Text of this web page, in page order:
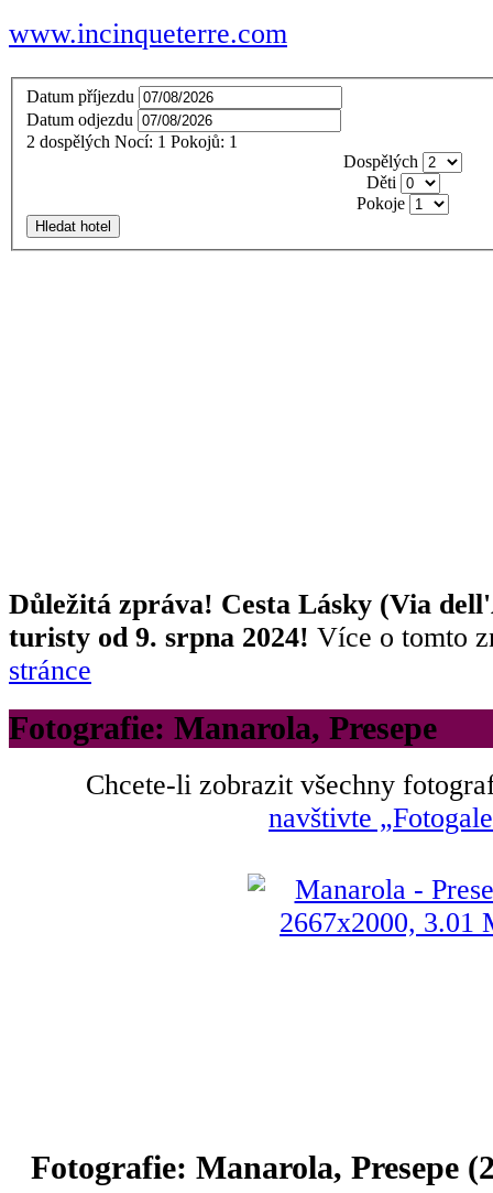
www.incinqueterre.com
Datum příjezdu
Datum odjezdu
2 dospělých Nocí: 1 Pokojů: 1
Dospělých
Děti
Pokoje
Hledat hotel
Důležitá zpráva! Cesta Lásky (Via
turisty od 9. srpna 2024! Více o tomto
stránce
Fotografie: Manarola, Presepe
Chcete-li zobrazit všechny
navštivte
Fotografie: Manarola, Presepe